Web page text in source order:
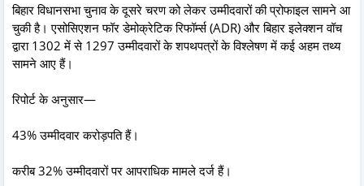
बिहार विधानसभा चुनाव के दूसरे चरण को लेकर उम्मीदवारों की प्रोफाइल सामने आ
चुकी है। एसोसिएशन फॉर डेमोक्रेटिक रिफॉर्म्स (ADR) और बिहार इलेक्शन वॉच
द्वारा 1302 में से 1297 उम्मीदवारों के शपथपत्रों के विश्लेषण में कई अहम तथ्य
सामने आए हैं।
रिपोर्ट के अनुसार—
43% उम्मीदवार करोड़पति हैं।
करीब 32% उम्मीदवारों पर आपराधिक मामले दर्ज हैं।